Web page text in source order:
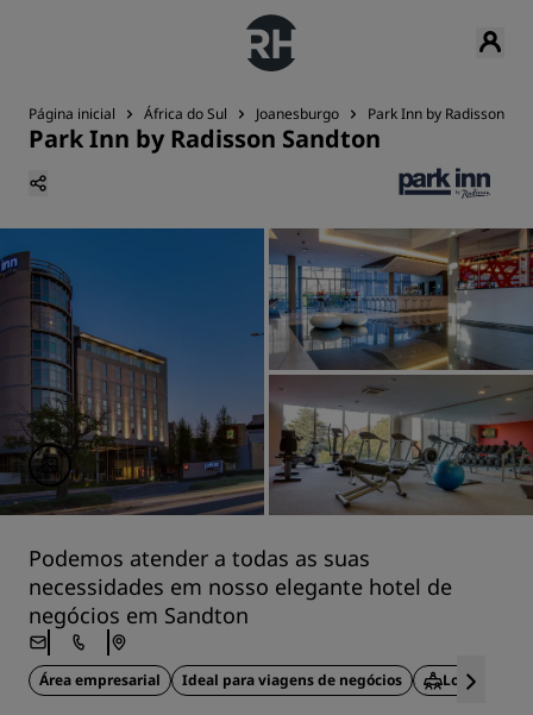
Página inicial África do Sul Joanesburgo Park Inn by Radisson
Park Inn by Radisson Sandton
Podemos atender a todas as suas
necessidades em nosso elegante hotel de
negócios em Sandton
Área empresarial Ideal para viagens de negócios Locais para